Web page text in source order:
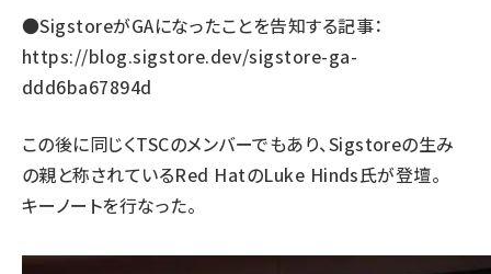
●SigstoreがGAになったことを告知する記事：
https://blog.sigstore.dev/sigstore-ga-
ddd6ba67894d
この後に同じくTSCのメンバーでもあり、Sigstoreの生み
の親と称されているRed HatのLuke Hinds氏が登壇。
キーノートを行なった。